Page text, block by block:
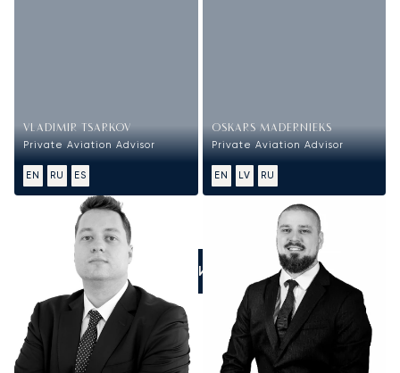
VLADIMIR TSARKOV
Private Aviation Advisor
EN RU ES
OSKARS MADERNIEKS
Private Aviation Advisor
EN LV RU
ПОЗВОНИТЕ НАМ